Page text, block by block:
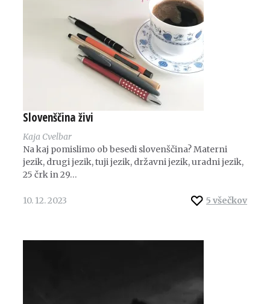
Slovenščina živi
Kaja Cvelbar
Na kaj pomislimo ob besedi slovenščina? Materni
jezik, drugi jezik, tuji jezik, državni jezik, uradni jezik,
25 črk in 29…
5 všečkov
10. 12. 2023